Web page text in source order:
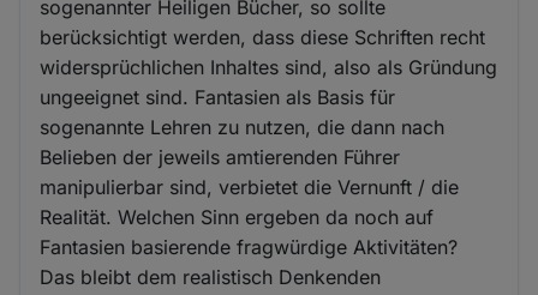
sogenannter Heiligen Bücher, so sollte
berücksichtigt werden, dass diese Schriften recht
widersprüchlichen Inhaltes sind, also als Gründung
ungeeignet sind. Fantasien als Basis für
sogenannte Lehren zu nutzen, die dann nach
Belieben der jeweils amtierenden Führer
manipulierbar sind, verbietet die Vernunft / die
Realität. Welchen Sinn ergeben da noch auf
Fantasien basierende fragwürdige Aktivitäten?
Das bleibt dem realistisch Denkenden